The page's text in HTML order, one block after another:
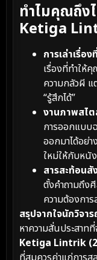
ทำไมคุณถึง
Ketiga
การเล่าเรื่อ
เรื่องที่ทำให้
ความกลัวผี แ
“รู้สึกได้”
งานภาพสไ
การออกแบบ
ออกมาได้อย่า
ใหม่ให้กับหนั
สารสะท้อนสั
ตั้งคำถามถึง
ความต้องกา
สรุปจากใจนักวิจา
หาความสั่นประสาท
Ketiga Lintrik